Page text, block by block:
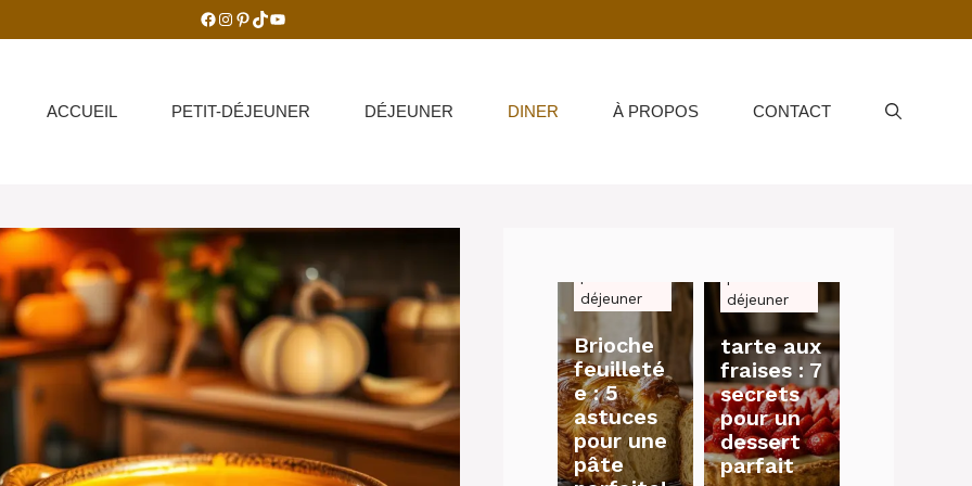
Facebook
Instagram
Pinterest
TikTok
YouTube
ACCUEIL PETIT-DÉJEUNER DÉJEUNER DINER À PROPOS CONTACT
déjeuner
Brioche
feuilleté
e : 5
astuces
pour une
pâte
déjeuner
tarte aux
fraises : 7
secrets
pour un
dessert
parfait